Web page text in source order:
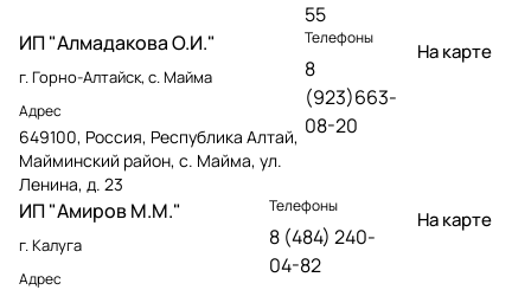
55
ИП "Алмадакова О.И."
г. Горно-Алтайск, с. Майма
Адрес
649100, Россия, Республика Алтай,
Майминский район, с. Майма, ул.
Ленина, д. 23
Телефоны
8
(923)663-
08-20
На карте
ИП "Амиров М.М."
г. Калуга
Адрес
Телефоны
8 (484) 240-
04-82
На карте